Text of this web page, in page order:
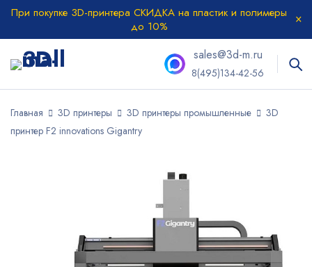
При покупке 3D-принтера СКИДКА на пластик и полимеры
до 10%
sales@3d-m.ru
8(495)134-42-56
Главная 3D принтеры 3D принтеры промышленные
3D
принтер F2 innovations Gigantry